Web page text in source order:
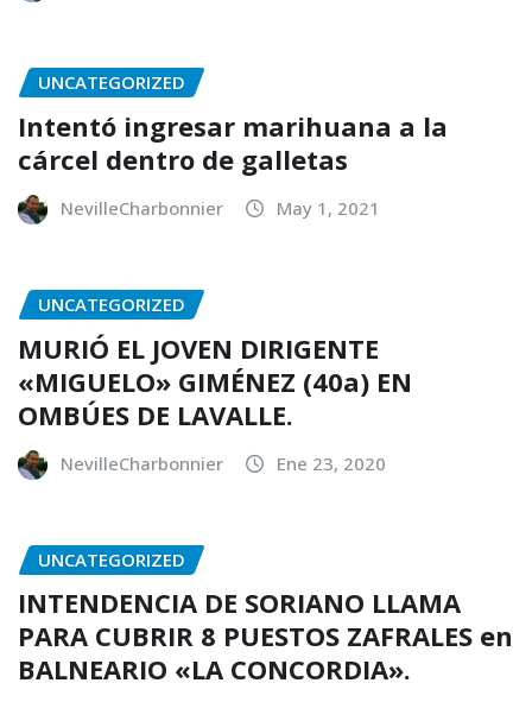
UNCATEGORIZED
Intentó ingresar marihuana a la
cárcel dentro de galletas
NevilleCharbonnier May 1, 2021
UNCATEGORIZED
MURIÓ EL JOVEN DIRIGENTE
«MIGUELO» GIMÉNEZ (40a) EN
OMBÚES DE LAVALLE.
NevilleCharbonnier Ene 23, 2020
UNCATEGORIZED
INTENDENCIA DE SORIANO LLAMA
PARA CUBRIR 8 PUESTOS ZAFRALES en
BALNEARIO «LA CONCORDIA».